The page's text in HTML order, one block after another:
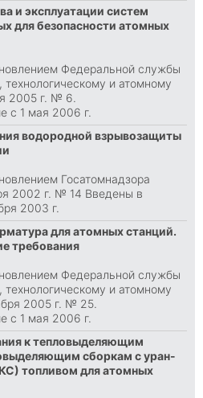
и эксплуатации систем
для безопасности атомных
Федеральной службы
технологическому и атомному
2005 г. № 6.
с 1 мая 2006 г.
водородной взрывозащиты
Госатомнадзора
2002 г. № 14 Введены в
2003 г.
для атомных станций.
требования
Федеральной службы
технологическому и атомному
2005 г. № 25.
с 1 мая 2006 г.
к тепловыделяющим
сборкам с уран-
топливом для атомных